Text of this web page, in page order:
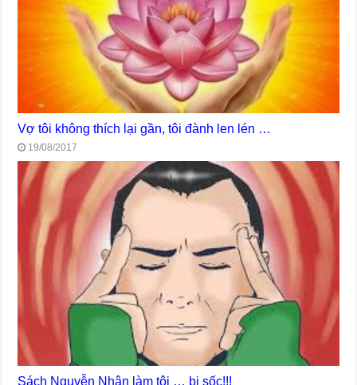
Vợ tôi không thích lại gần, tôi đành len lén …
19/08/2017
Sách Nguyễn Nhân làm tôi … bị sốc!!!